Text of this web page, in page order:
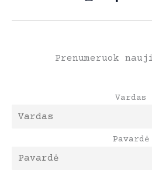
Prenumeruok
Vardas
Pavardė